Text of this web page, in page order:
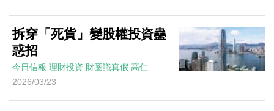
拆穿「死貨」變股權投資蠱
惑招
今日信報 理財投資 財圈識真假 高仁
2026/03/23